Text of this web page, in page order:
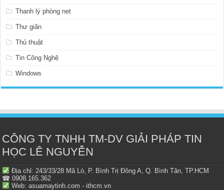
Thanh lý phòng net
Thư giãn
Thủ thuật
Tin Công Nghệ
Windows
CÔNG TY TNHH TM-DV GIẢI PHÁP TIN
HỌC LÊ NGUYỄN
Địa chỉ: 243/33/28 Mã Lò, P. Bình Trị Đông A, Q. Bình Tân, TP.HCM
☎ 0908.165.362
Web: asuamaytinh.com - ithcm.vn